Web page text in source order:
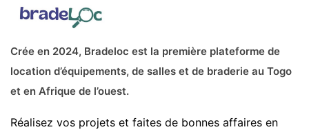
Crée en 2024, Bradeloc est la première plateforme de
location d’équipements, de salles et de braderie au Togo
et en Afrique de l’ouest.
Réalisez vos projets et faites de bonnes affaires en